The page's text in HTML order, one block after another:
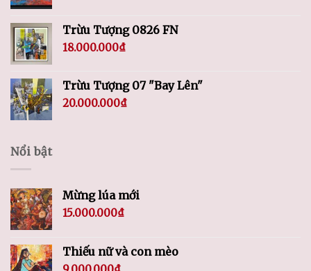
Trừu Tượng 0826 FN
18.000.000₫
Trừu Tượng 07 "Bay Lên"
20.000.000₫
Nổi bật
Mừng lúa mới
15.000.000₫
Thiếu nữ và con mèo